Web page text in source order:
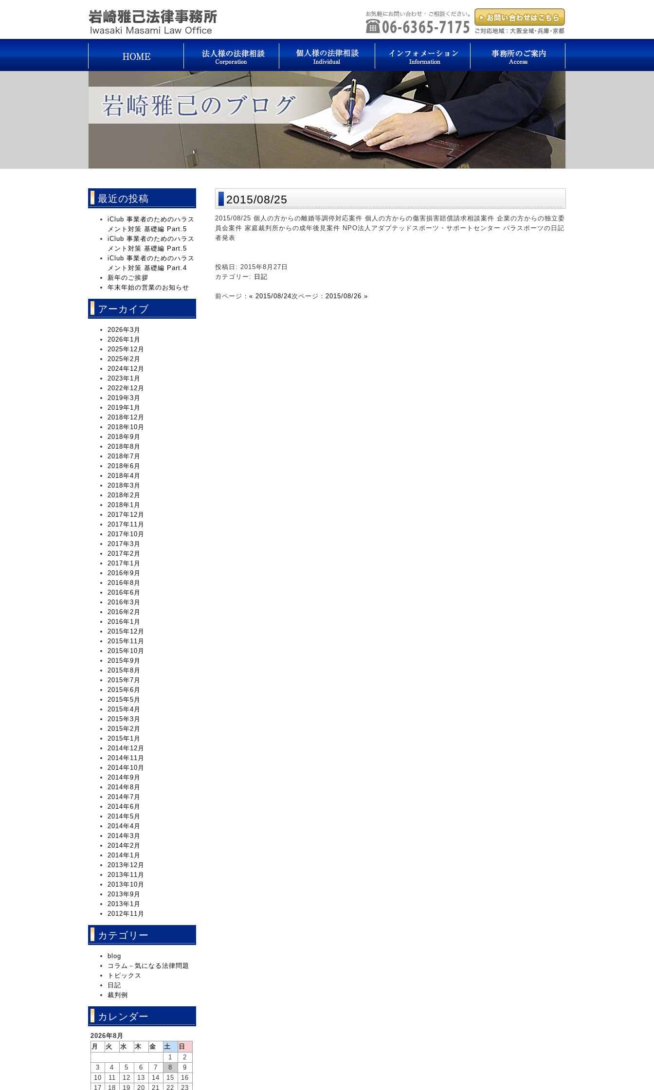
2015/08/25
2015/08/25 個人の方からの離婚等調停対応案件 個人の方からの傷害損害賠償請求相談案件 企業の方からの独立委
員会案件 家庭裁判所からの成年後見案件 NPO法人アダプテッドスポーツ・サポートセンター パラスポーツの日記
者発表
投稿日: 2015年8月27日
カテゴリー:
日記
前ページ： « 2015/08/24次ページ： 2015/08/26 »
最近の投稿
iClub 事業者のためのハラス
メント対策 基礎編 Part.5
iClub 事業者のためのハラス
メント対策 基礎編 Part.5
iClub 事業者のためのハラス
メント対策 基礎編 Part.4
新年のご挨拶
年末年始の営業のお知らせ
アーカイブ
2026年3月
2026年1月
2025年12月
2025年2月
2024年12月
2023年1月
2022年12月
2019年3月
2019年1月
2018年12月
2018年10月
2018年9月
2018年8月
2018年7月
2018年6月
2018年4月
2018年3月
2018年2月
2018年1月
2017年12月
2017年11月
2017年10月
2017年3月
2017年2月
2017年1月
2016年9月
2016年8月
2016年6月
2016年3月
2016年2月
2016年1月
2015年12月
2015年11月
2015年10月
2015年9月
2015年8月
2015年7月
2015年6月
2015年5月
2015年4月
2015年3月
2015年2月
2015年1月
2014年12月
2014年11月
2014年10月
2014年9月
2014年8月
2014年7月
2014年6月
2014年5月
2014年4月
2014年3月
2014年2月
2014年1月
2013年12月
2013年11月
2013年10月
2013年9月
2013年1月
2012年11月
カテゴリー
blog
コラム－気になる法律問題
トピックス
日記
裁判例
カレンダー
2026年8月
月
火 水 木 金 土
日
1
2
3
4 5 6 7 8
9
10
11 12 13 14 15
16
17
18 19 20 21 22 23